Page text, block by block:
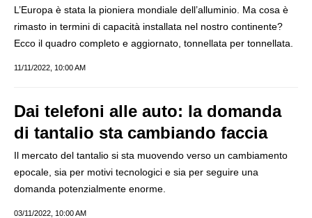
L’Europa è stata la pioniera mondiale dell’alluminio. Ma cosa è
rimasto in termini di capacità installata nel nostro continente?
Ecco il quadro completo e aggiornato, tonnellata per tonnellata.
11/11/2022, 10:00 AM
Dai telefoni alle auto: la domanda
di tantalio sta cambiando faccia
Il mercato del tantalio si sta muovendo verso un cambiamento
epocale, sia per motivi tecnologici e sia per seguire una
domanda potenzialmente enorme.
03/11/2022, 10:00 AM